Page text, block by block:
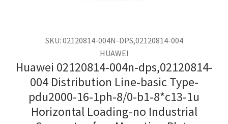
SKU: 02120814-004N-DPS,02120814-004
HUAWEI
Huawei 02120814-004n-dps,02120814-
004 Distribution Line-basic Type-
pdu2000-16-1ph-8/0-b1-8*c13-1u
Horizontal Loading-no Industrial